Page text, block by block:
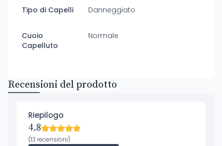
Tipo di Capelli Danneggiato
Cuoio
Capelluto
Normale
Recensioni del prodotto
Riepilogo
4.8
(13 recensioni)